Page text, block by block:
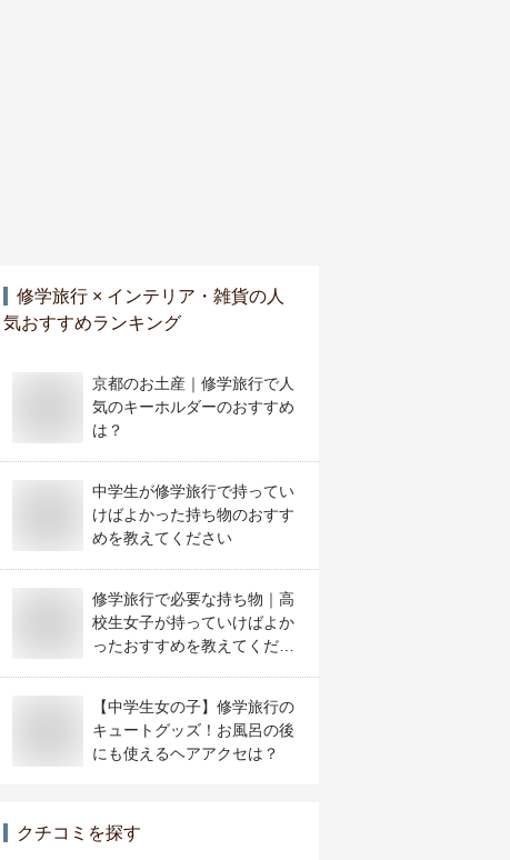
修学旅行 × インテリア・雑貨の人
気おすすめランキング
京都のお土産｜修学旅行で人
気のキーホルダーのおすすめ
は？
中学生が修学旅行で持ってい
けばよかった持ち物のおすす
めを教えてください
修学旅行で必要な持ち物｜高
校生女子が持っていけばよか
ったおすすめを教えてくださ
【中学生女の子】修学旅行の
キュートグッズ！お風呂の後
にも使えるヘアアクセは？
クチコミを探す